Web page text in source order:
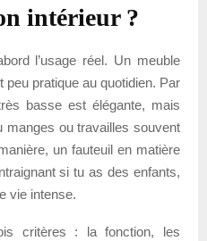
intérieur ?
l’usage réel. Un meuble
peu pratique au quotidien. Par
basse est élégante, mais
manges ou travailles souvent
un fauteuil en matière
si tu as des enfants,
vie intense.
critères : la fonction, les